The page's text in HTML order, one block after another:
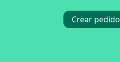
Crear pedido